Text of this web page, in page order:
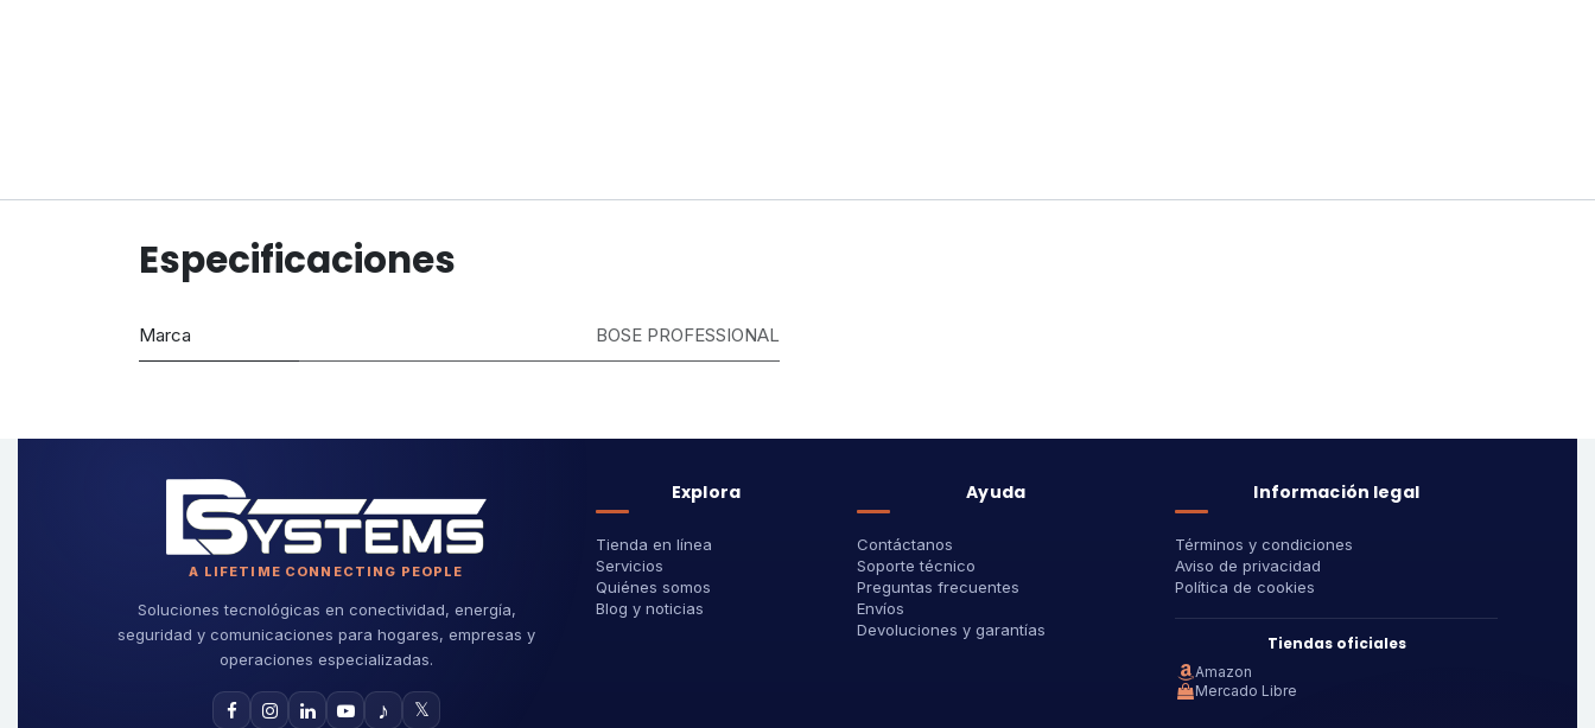
Especificaciones
Marca BOSE PROFESSIONAL
A LIFETIME CONNECTING PEOPLE
Soluciones tecnológicas en conectividad, energía,
seguridad y comunicaciones para hogares, empresas y
operaciones especializadas.
♪ 𝕏
Explora
Tienda en línea
Servicios
Quiénes somos
Blog y noticias
Ayuda
Contáctanos
Soporte técnico
Preguntas frecuentes
Envíos
Devoluciones y garantías
Información legal
Términos y condiciones
Aviso de privacidad
Política de cookies
Tiendas oficiales
Amazon
Mercado Libre